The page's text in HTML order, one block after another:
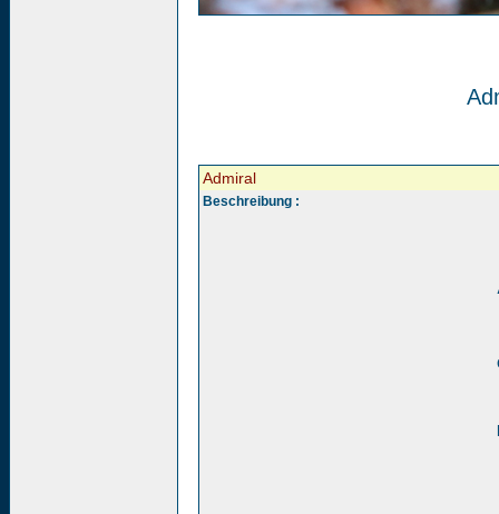
Admiral
Beschreibung :